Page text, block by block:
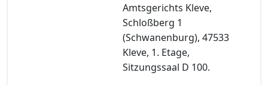
Amtsgerichts Kleve,
Schloßberg 1
(Schwanenburg), 47533
Kleve, 1. Etage,
Sitzungssaal D 100.